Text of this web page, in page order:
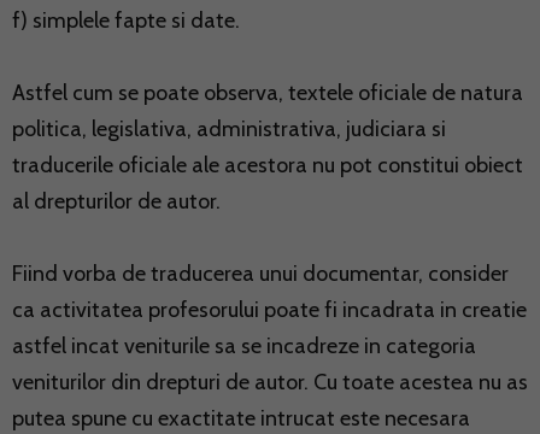
f) simplele fapte si date.
Astfel cum se poate observa, textele oficiale de natura
politica, legislativa, administrativa, judiciara si
traducerile oficiale ale acestora nu pot constitui obiect
al drepturilor de autor.
Fiind vorba de traducerea unui documentar, consider
ca activitatea profesorului poate fi incadrata in creatie
astfel incat veniturile sa se incadreze in categoria
veniturilor din drepturi de autor. Cu toate acestea nu as
putea spune cu exactitate intrucat este necesara